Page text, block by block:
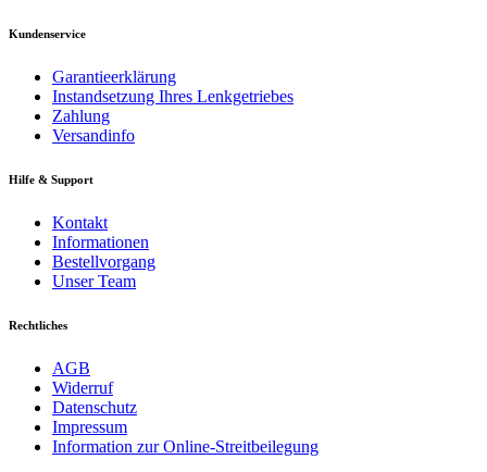
Kundenservice
Garantieerklärung
Instandsetzung Ihres Lenkgetriebes
Zahlung
Versandinfo
Hilfe & Support
Kontakt
Informationen
Bestellvorgang
Unser Team
Rechtliches
AGB
Widerruf
Datenschutz
Impressum
Information zur Online-Streitbeilegung